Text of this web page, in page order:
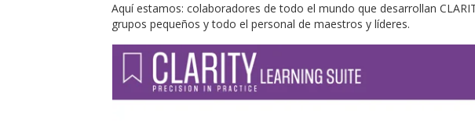
Aquí estamos: colaboradores de todo el mundo que desarrollan
grupos pequeños y todo el personal de maestros y líderes.